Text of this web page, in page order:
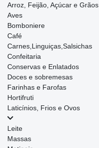
Arroz, Feijão, Açúcar e Grãos
Aves
Bomboniere
Café
Carnes,Linguiças,Salsichas
Confeitaria
Conservas e Enlatados
Doces e sobremesas
Farinhas e Farofas
Hortifruti
Laticínios, Frios e Ovos
Leite
Massas